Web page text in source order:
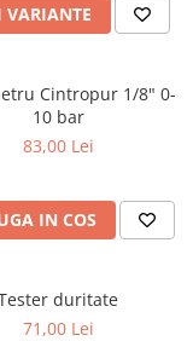
VARIANTE
Cintropur 1/8" 0-
10 bar
83,00 Lei
IN COS
duritate
71,00 Lei